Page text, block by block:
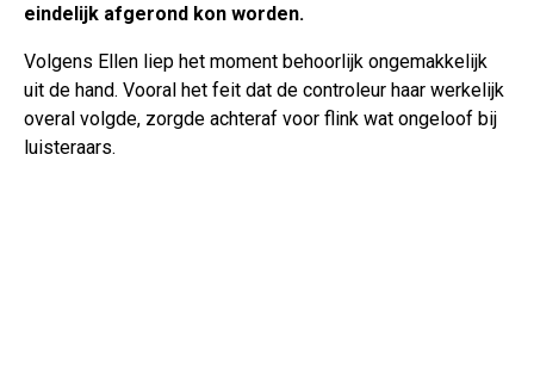
eindelijk afgerond kon worden.
Volgens Ellen liep het moment behoorlijk ongemakkelijk
uit de hand. Vooral het feit dat de controleur haar werkelijk
overal volgde, zorgde achteraf voor flink wat ongeloof bij
luisteraars.